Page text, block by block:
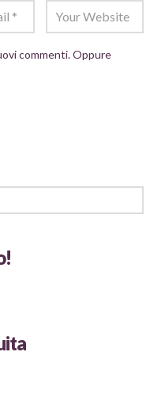
commenti. Oppure